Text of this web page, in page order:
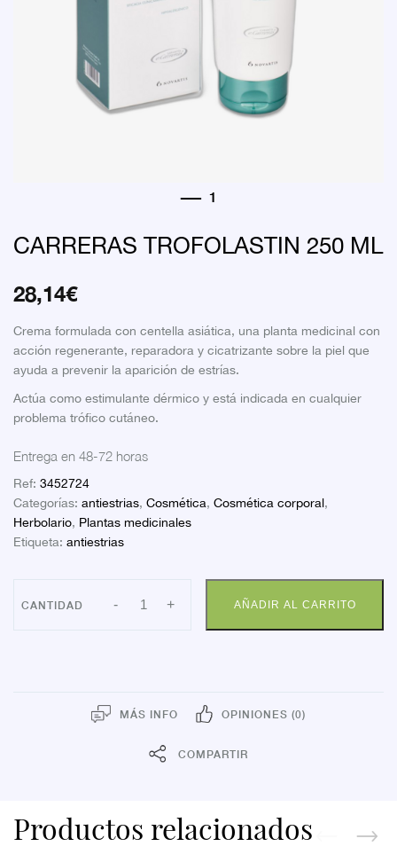
CARRERAS TROFOLASTIN 250 ML
28,14€
Crema formulada con centella asiática, una planta medicinal con
acción regenerante, reparadora y cicatrizante sobre la piel que
ayuda a prevenir la aparición de estrías.
Actúa como estimulante dérmico y está indicada en cualquier
problema trófico cutáneo.
Entrega en 48-72 horas
Ref: 3452724
Categorías: antiestrias, Cosmética, Cosmética corporal,
Herbolario, Plantas medicinales
Etiqueta: antiestrias
- CARRERAS
TROFOLASTIN
+ AÑADIR AL CARRITO
MÁS INFO OPINIONES (0)
COMPARTIR
Productos relacionados